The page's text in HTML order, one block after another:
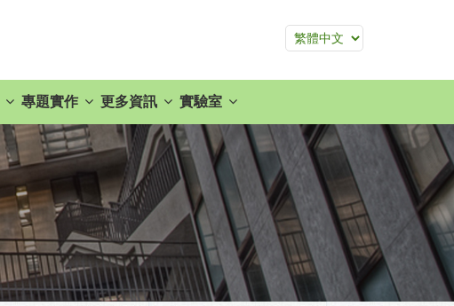
專題實作 更多資訊 實驗室